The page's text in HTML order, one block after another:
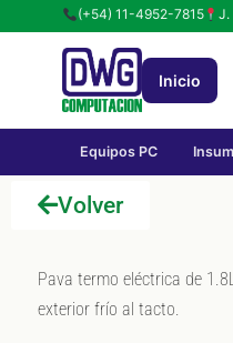
(+54) 11-4952-7815 J.
Inicio
Equipos PC
Volver
Pava termo eléctrica de
exterior frío al tacto.